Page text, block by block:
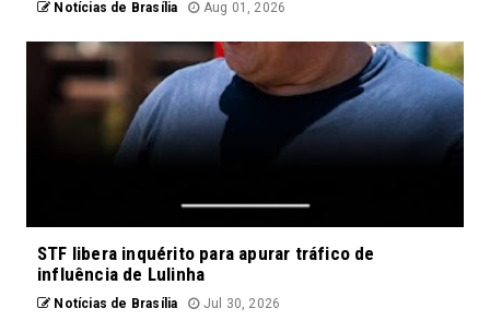
Notícias de Brasília Aug 01, 2026
STF libera inquérito para apurar tráfico de
influência de Lulinha
Notícias de Brasília Jul 30, 2026